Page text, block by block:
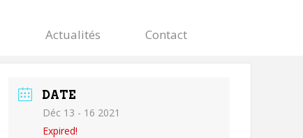
Actualités Contact
DATE
Déc 13 - 16 2021
Expired!